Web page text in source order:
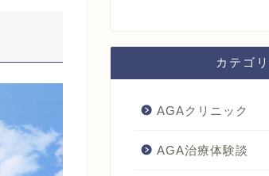
カテゴ
AGAクリニック
AGA治療体験談